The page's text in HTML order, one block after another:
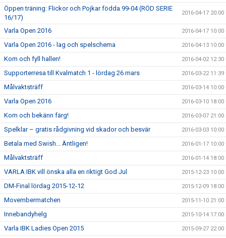
Öppen träning: Flickor och Pojkar födda 99-04 (RÖD SERIE
16/17)
2016-04-17 20:00
Varla Open 2016 2016-04-17 10:00
Varla Open 2016 - lag och spelschema 2016-04-13 10:00
Kom och fyll hallen! 2016-04-02 12:30
Supporterresa till Kvalmatch 1 - lördag 26 mars 2016-03-22 11:39
Målvaktsträff 2016-03-14 10:00
Varla Open 2016 2016-03-10 18:00
Kom och bekänn färg! 2016-03-07 21:00
Spelklar – gratis rådgivning vid skador och besvär 2016-03-03 10:00
Betala med Swish... Äntligen! 2016-01-17 10:00
Målvaktsträff 2016-01-14 18:00
VARLA IBK vill önska alla en riktigt God Jul 2015-12-23 10:00
DM-Final lördag 2015-12-12 2015-12-09 18:00
Movembermatchen 2015-11-10 21:00
Innebandyhelg 2015-10-14 17:00
Varla IBK Ladies Open 2015 2015-09-27 22:00